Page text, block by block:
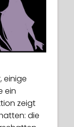
einige
ein
zeigt
die